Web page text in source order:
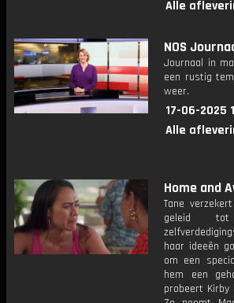
Alle
NOS
Journaal in
een rustig
weer.
17-06-2025
Alle
Home and
Tane
geleid
haar ideeën
om een
hem een
probeert Kirby